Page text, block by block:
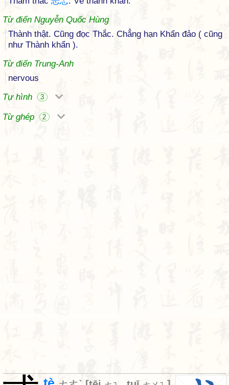
Từ điển Nguyễn Quốc Hùng
Thành thật. Cũng đọc Thắc. Chẳng hạn Khẩn đảo ( cũng
như Thành khẩn ).
Từ điển Trung-Anh
nervous
Tự hình
3
Từ ghép 2